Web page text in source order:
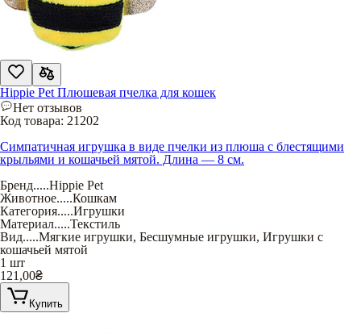
Hippie Pet Плюшевая пчелка для кошек
Нет отзывов
Код товара: 21202
Симпатичная игрушка в виде пчелки из плюша с блестящими
крыльями и кошачьей мятой. Длина — 8 см.
Бренд.....Hippie Pet
Животное.....Кошкам
Категория.....Игрушки
Материал.....Текстиль
Вид.....Мягкие игрушки, Бесшумные игрушки, Игрушки с
кошачьей мятой
1 шт
121,00₴
Купить